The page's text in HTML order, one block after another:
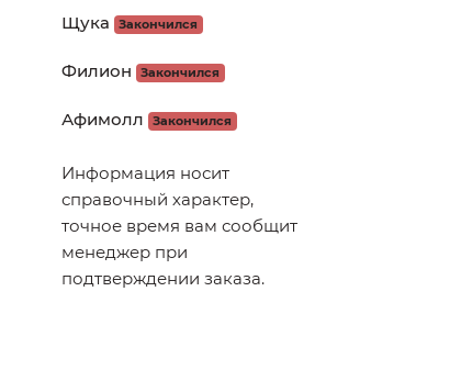
Щука Закончился
Филион Закончился
Афимолл Закончился
Информация носит
справочный характер,
точное время вам сообщит
менеджер при
подтверждении заказа.